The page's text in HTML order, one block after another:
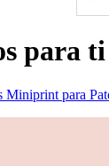
para ti
Miniprint para